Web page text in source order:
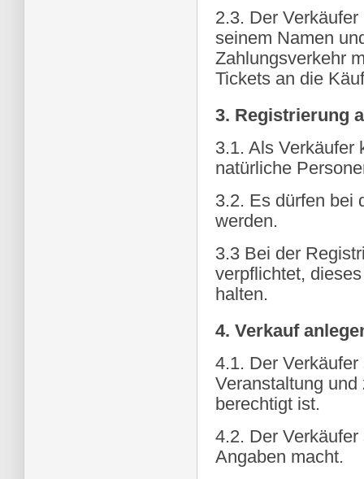
2.3. Der
seinem Namen
Zahlungsverkehr
Tickets an die
3. Registrierung
3.1. Als Verkäufer
natürliche
3.2. Es dürfen bei
werden.
3.3 Bei der
verpflichtet,
halten.
4. Verkauf
4.1. Der
Veranstaltung
berechtigt ist.
4.2. Der
Angaben macht.